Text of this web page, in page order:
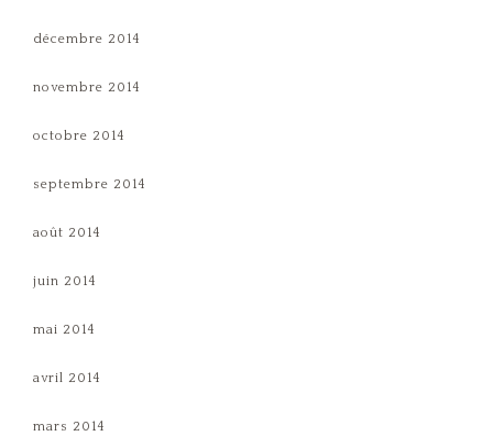
décembre 2014
novembre 2014
octobre 2014
septembre 2014
août 2014
juin 2014
mai 2014
avril 2014
mars 2014